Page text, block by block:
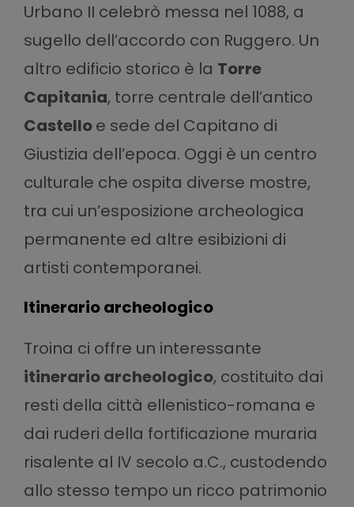
Urbano II celebrò messa nel 1088, a
sugello dell’accordo con Ruggero. Un
altro edificio storico è la Torre
Capitania, torre centrale dell’antico
Castelloe sede del Capitano di
Giustizia dell’epoca. Oggi è un centro
culturale che ospita diverse mostre,
tra cui un’esposizione archeologica
permanente ed altre esibizioni di
artisti contemporanei.
Itinerario archeologico
Troina ci offre un interessante
itinerario archeologico, costituito dai
resti della città ellenistico-romana e
dai ruderi della fortificazione muraria
risalente al IV secolo a.C., custodendo
allo stesso tempo un ricco patrimonio